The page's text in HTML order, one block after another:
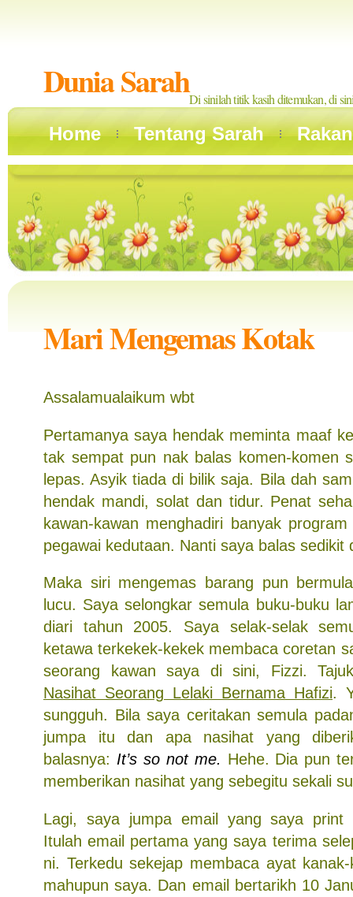
Dunia SarahDi sinilah titik kasih ditemukan, di
Home Tentang Sarah
Mari Mengemas Kotak
Assalamualaikum wbt
Pertamanya saya hendak meminta maaf
tak sempat pun nak balas komen-komen
lepas. Asyik tiada di bilik saja. Bila dah
hendak mandi, solat dan tidur. Penat
kawan-kawan menghadiri banyak
pegawai kedutaan. Nanti saya balas sedikit
Maka siri mengemas barang pun
lucu. Saya selongkar semula buku-buku
diari tahun 2005. Saya selak-selak
ketawa terkekek-kekek membaca coretan
seorang kawan saya di sini, Fizzi.
Nasihat Seorang Lelaki Bernama Hafizi.
sungguh. Bila saya ceritakan semula
jumpa itu dan apa nasihat yang
balasnya: It’s so not me. Hehe. Dia pun
memberikan nasihat yang sebegitu sekali
Lagi, saya jumpa email yang saya print
Itulah email pertama yang saya terima
ni. Terkedu sekejap membaca ayat
mahupun saya. Dan email bertarikh 10